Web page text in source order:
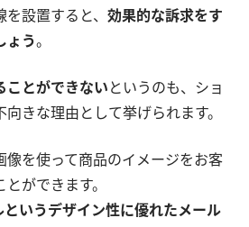
設置すると、 効果的な訴求をす
ょう。
ことができない というのも、ショ
きな理由として挙げられます。
像を使って商品のイメージをお客
ができます。
というデザイン性に優れたメール